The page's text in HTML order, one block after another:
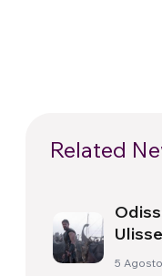
Related
nuova
5